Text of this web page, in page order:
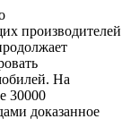
производителей
На
30000
доказанное